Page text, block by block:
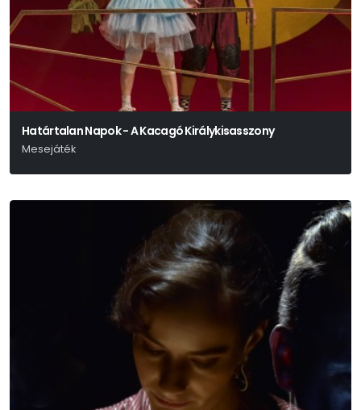
Határtalan Napok - A Kacagó Királykisasszony
Mesejáték